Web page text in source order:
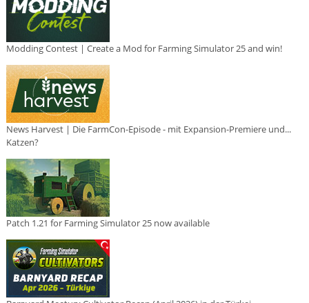
Modding Contest | Create a Mod for Farming Simulator 25 and win!
News Harvest | Die FarmCon-Episode - mit Expansion-Premiere und...
Katzen?
Patch 1.21 for Farming Simulator 25 now available